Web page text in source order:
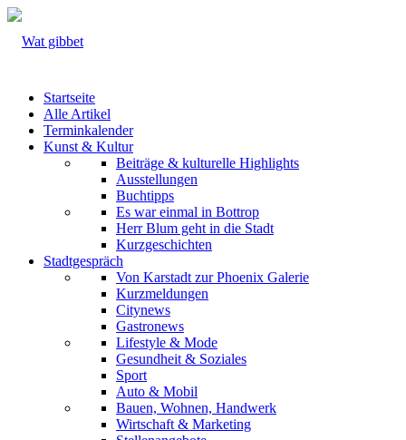
Startseite
Alle Artikel
Terminkalender
Kunst & Kultur
Beiträge & kulturelle Highlights
Ausstellungen
Buchtipps
Es war einmal in Bottrop
Herr Blum geht in die Stadt
Kurzgeschichten
Stadtgespräch
Von Karstadt zur Phoenix Galerie
Kurzmeldungen
Citynews
Gastronews
Lifestyle & Mode
Gesundheit & Soziales
Sport
Auto & Mobil
Bauen, Wohnen, Handwerk
Wirtschaft & Marketing